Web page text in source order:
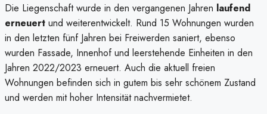
Die Liegenschaft wurde in den vergangenen Jahren laufend
erneuert und weiterentwickelt. Rund 15 Wohnungen wurden
in den letzten fünf Jahren bei Freiwerden saniert, ebenso
wurden Fassade, Innenhof und leerstehende Einheiten in den
Jahren 2022/2023 erneuert. Auch die aktuell freien
Wohnungen befinden sich in gutem bis sehr schönem Zustand
und werden mit hoher Intensität nachvermietet.